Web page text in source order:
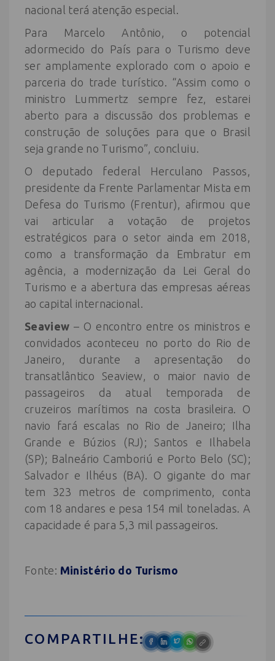
nacional terá atenção especial.
Para Marcelo Antônio, o potencial
adormecido do País para o Turismo deve
ser amplamente explorado com o apoio e
parceria do trade turístico. “Assim como o
ministro Lummertz sempre fez, estarei
aberto para a discussão dos problemas e
construção de soluções para que o Brasil
seja grande no Turismo”, concluiu.
O deputado federal Herculano Passos,
presidente da Frente Parlamentar Mista em
Defesa do Turismo (Frentur), afirmou que
vai articular a votação de projetos
estratégicos para o setor ainda em 2018,
como a transformação da Embratur em
agência, a modernização da Lei Geral do
Turismo e a abertura das empresas aéreas
ao capital internacional.
Seaview – O encontro entre os ministros e
convidados aconteceu no porto do Rio de
Janeiro, durante a apresentação do
transatlântico Seaview, o maior navio de
passageiros da atual temporada de
cruzeiros marítimos na costa brasileira. O
navio fará escalas no Rio de Janeiro; Ilha
Grande e Búzios (RJ); Santos e Ilhabela
(SP); Balneário Camboriú e Porto Belo (SC);
Salvador e Ilhéus (BA). O gigante do mar
tem 323 metros de comprimento, conta
com 18 andares e pesa 154 mil toneladas. A
capacidade é para 5,3 mil passageiros.
Fonte: Ministério do Turismo
COMPARTILHE: